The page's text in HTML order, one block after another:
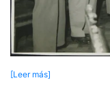
[Leer más]